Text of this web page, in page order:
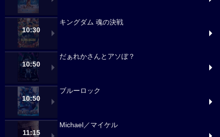
10:30
キングダム 魂の決戦
10:50
だぁれかさんとアソぼ？
10:50
ブルーロック
11:15
Michael／マイケル